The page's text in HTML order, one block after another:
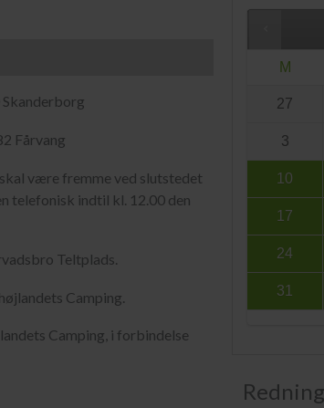
Fårvang
være fremme ved slutstedet
telefonisk indtil kl. 12.00 den
Teltplads.
Camping.
Camping, i forbindelse
M
27
3
10
17
24
31